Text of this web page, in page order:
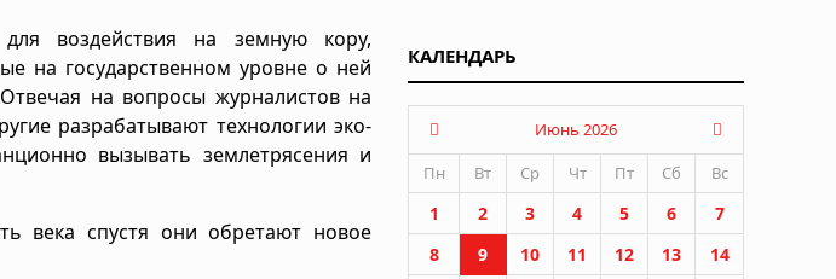
воздействия на земную кору,
на государственном уровне о ней
на вопросы журналистов на
разрабатывают технологии эко-
вызывать землетрясения и
века спустя они обретают новое
КАЛЕНДАРЬ
Июнь 2026
Пн
Вт Ср Чт Пт Сб Вс
1 2 3 4 5 6
7
8
9 10 11 12 13
14